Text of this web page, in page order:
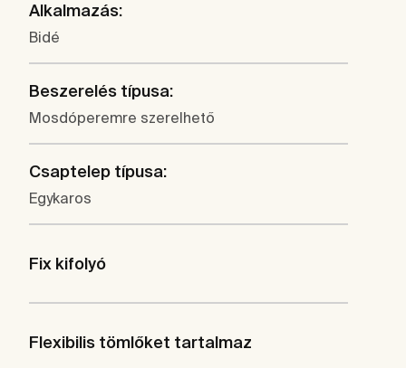
Alkalmazás:
Bidé
Beszerelés típusa:
Mosdóperemre szerelhető
Csaptelep típusa:
Egykaros
Fix kifolyó
Flexibilis tömlőket tartalmaz